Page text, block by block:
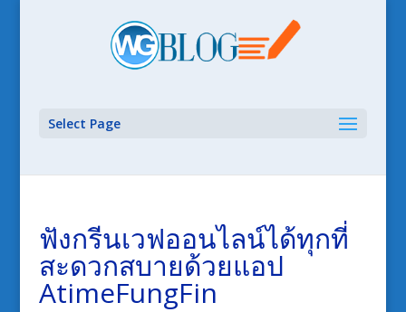
Select Page
ฟังกรีนเวฟออนไลน์ได้ทุกที่
สะดวกสบายด้วยแอป
AtimeFungFin